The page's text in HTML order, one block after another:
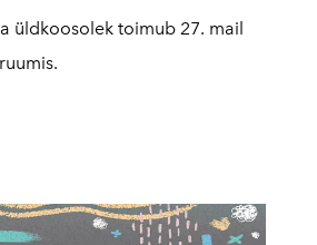
üldkoosolek toimub 27. mail